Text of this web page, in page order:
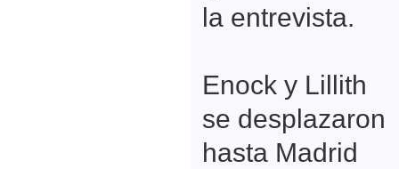
la entrevista.
Enock y Lillith
se desplazaron
hasta Madrid